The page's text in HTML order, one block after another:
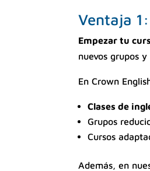
Ventaja
Empezar tu
nuevos grupos
En Crown
Clases de
Grupos
Cursos
Además, en